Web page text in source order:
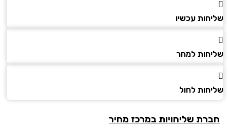
עכשיו
למחר
לחול
שליחויות במרכז מחיר